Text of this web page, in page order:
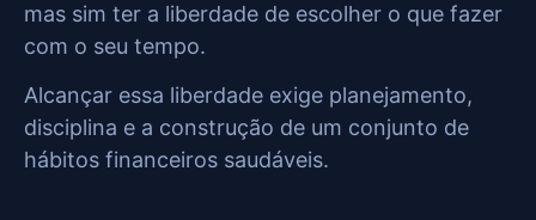
mas sim ter a liberdade de escolher o que fazer
com o seu tempo.
Alcançar essa liberdade exige planejamento,
disciplina e a construção de um conjunto de
hábitos financeiros saudáveis.